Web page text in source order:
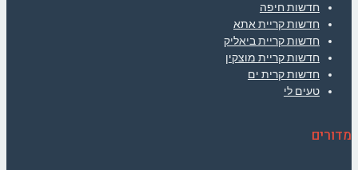
חדשות חיפה
חדשות קריית אתא
חדשות קריית ביאליק
חדשות קריית מוצקין
חדשות קרית ים
טעים לי
מדורים